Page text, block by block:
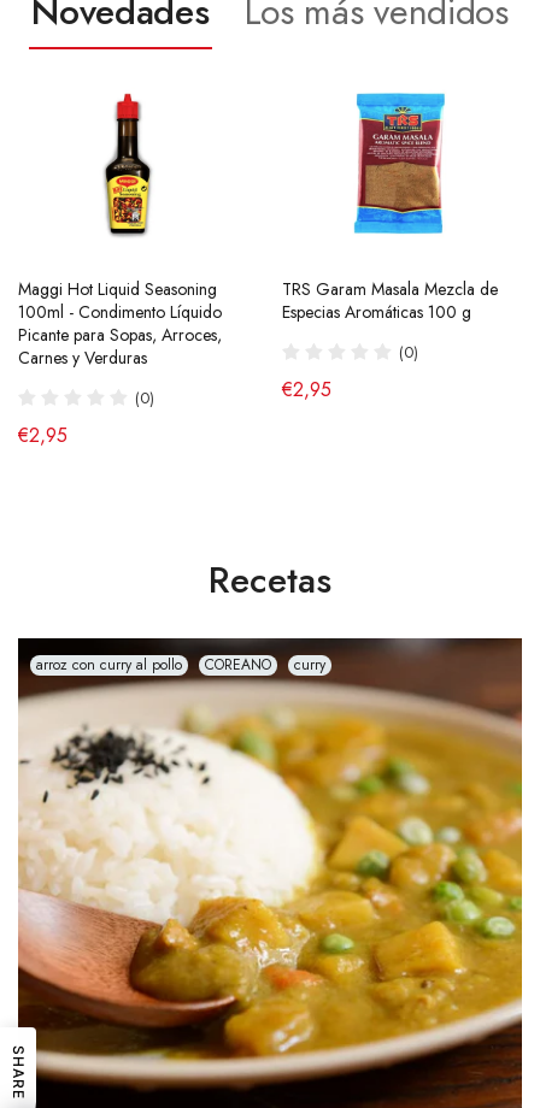
Novedades Los más vendidos
Maggi Hot Liquid Seasoning
100ml - Condimento Líquido
Picante para Sopas, Arroces,
Carnes y Verduras
(0)
€2,95
TRS Garam Masala Mezcla de
Especias Aromáticas 100 g
(0)
€2,95
Ramen Buldak Carbonara
Coreano (Halal) 130g SamYang
(40)
Salsa de Chili Crujiente 210g
Laoganma
(43)
€4,95
Recetas
arroz con curry al pollo COREANO curry
SHARE